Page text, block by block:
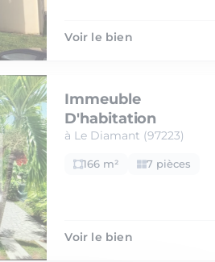
Voir le bien
Immeuble
D'habitation
à Le Diamant (97223)
166 m² 7 pièces
Voir le bien